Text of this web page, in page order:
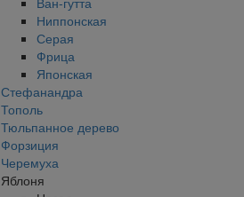
Ниппонская
Серая
Фрица
Японская
Стефанандра
Тополь
Тюльпанное дерево
Форзиция
Черемуха
Яблоня